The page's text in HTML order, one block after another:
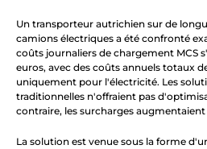
Un transporteur autrichien sur de
camions électriques a été confronté
coûts journaliers de chargement MCS
euros, avec des coûts annuels totaux
uniquement pour l'électricité. Les
traditionnelles n'offraient pas
contraire, les surcharges augmentaient
La solution est venue sous la forme